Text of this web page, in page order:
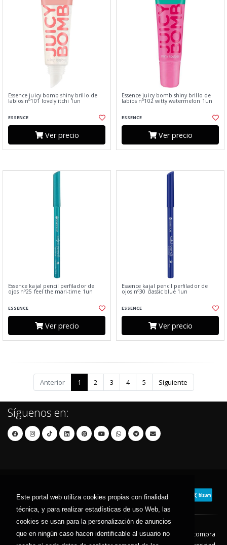
Este portal web utiliza cookies propias con finalidad
técnica, y para realizar estadísticas de uso Web, las
cookies se usan para la personalización de anuncios
que en ningún caso hacen identificable al usuario no
Essence juicy bomb shiny brillo de
labios nº101 lovely itchi 1un
ESSENCE
Ver precio
Essence juicy bomb shiny brillo de
labios nº102 witty watermelon 1un
ESSENCE
Ver precio
Essence kajal pencil perfilador de
ojos nº25 feel the mari-time 1un
ESSENCE
Ver precio
Essence kajal pencil perfilador de
ojos nº30 classic blue 1un
ESSENCE
Ver precio
Anterior 1 2 3 4 5 Siguiente
Síguenos en:
Contacto Aviso Legal
Condiciones de compra